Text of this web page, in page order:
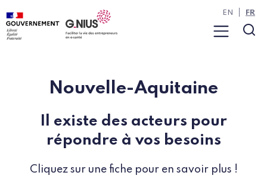
Panneau de gestion des cookies
Aller au contenu
Aller à la navigation
Menu
EN FR
Nouvelle-Aquitaine
Il existe des acteurs pour
répondre à vos besoins
Cliquez sur une fiche pour en savoir plus !